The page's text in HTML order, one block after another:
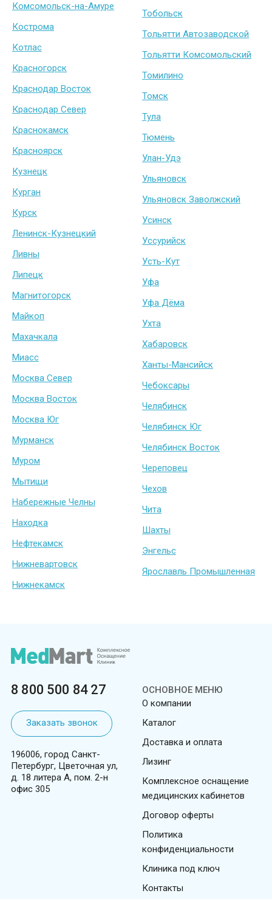
Комсомольск-на-Амуре
Кострома
Котлас
Красногорск
Краснодар Восток
Краснодар Север
Краснокамск
Красноярск
Кузнецк
Курган
Курск
Ленинск-Кузнецкий
Ливны
Липецк
Магнитогорск
Майкоп
Махачкала
Миасс
Москва Север
Москва Восток
Москва Юг
Мурманск
Муром
Мытищи
Набережные Челны
Находка
Нефтекамск
Нижневартовск
Нижнекамск
Тобольск
Тольятти Автозаводской
Тольятти Комсомольский
Томилино
Томск
Тула
Тюмень
Улан-Удэ
Ульяновск
Ульяновск Заволжский
Усинск
Уссурийск
Усть-Кут
Уфа
Уфа Дёма
Ухта
Хабаровск
Ханты-Мансийск
Чебоксары
Челябинск
Челябинск Юг
Челябинск Восток
Череповец
Чехов
Чита
Шахты
Энгельс
Ярославль Промышленная
8 800 500 84 27
Заказать звонок
196006, город Санкт-
Петербург, Цветочная ул,
д. 18 литера А, пом. 2-н
офис 305
ОСНОВНОЕ МЕНЮ
О компании
Каталог
Доставка и оплата
Лизинг
Комплексное оснащение
медицинских кабинетов
Договор оферты
Политика
конфиденциальности
Клиника под ключ
Контакты